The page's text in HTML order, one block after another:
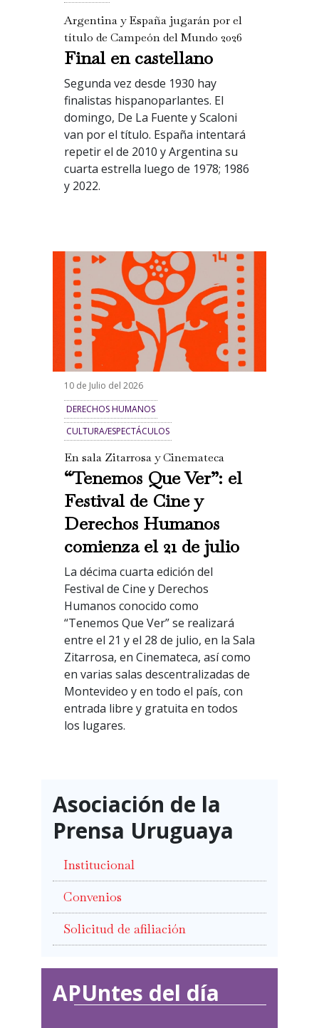
Argentina y España jugarán por el
título de Campeón del Mundo 2026
Final en castellano
Segunda vez desde 1930 hay
finalistas hispanoparlantes. El
domingo, De La Fuente y Scaloni
van por el título. España intentará
repetir el de 2010 y Argentina su
cuarta estrella luego de 1978; 1986
y 2022.
10 de Julio del 2026
DERECHOS HUMANOS
CULTURA/ESPECTÁCULOS
En sala Zitarrosa y Cinemateca
“Tenemos Que Ver”: el
Festival de Cine y
Derechos Humanos
comienza el 21 de julio
La décima cuarta edición del
Festival de Cine y Derechos
Humanos conocido como
“Tenemos Que Ver” se realizará
entre el 21 y el 28 de julio, en la Sala
Zitarrosa, en Cinemateca, así como
en varias salas descentralizadas de
Montevideo y en todo el país, con
entrada libre y gratuita en todos
los lugares.
Asociación de la
Prensa Uruguaya
Institucional
Convenios
Solicitud de afiliación
APUntes del día